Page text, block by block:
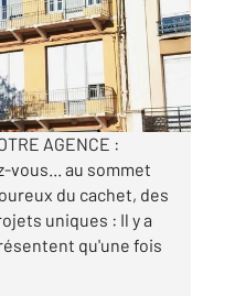
AGENCE :
vous... au sommet
du cachet, des
uniques : Il y a
qu'une fois